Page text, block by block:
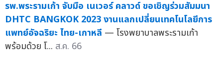
รพ.พระรามเก้า จับมือ เนเวอร์ คลาวด์ ขอเชิญร่วมสัมมนา
DHTC BANGKOK 2023 งานแลกเปลี่ยนเทคโนโลยีการ
แพทย์อัจฉริยะ ไทย-เกาหลี — โรงพยาบาลพระรามเก้า
พร้อมด้วย โ... ส.ค. 66